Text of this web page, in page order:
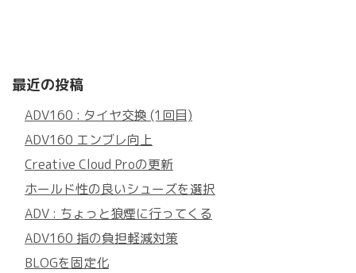
最近の投稿
ADV160 : タイヤ交換 (1回目)
ADV160 エンブレ向上
Creative Cloud Proの更新
ホールド性の良いシューズを選択
ADV : ちょっと狼煙に行ってくる
ADV160 指の負担軽減対策
BLOGを固定化